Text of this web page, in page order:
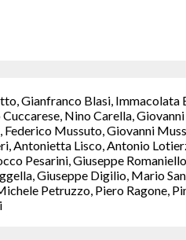
Gianfranco Blasi,
Nino Carella,
Mussuto, Giovanni
Antonietta Lisco, Antonio
Giuseppe
Giuseppe Digilio, Mario
Petruzzo, Piero Ragone,